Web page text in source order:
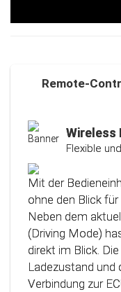
Remote-
Wireless
Flexible
Mit der
ohne den Blick
Neben dem
(Driving Mode)
direkt im Blick.
Ladezustand und
Verbindung zur
Kalibrierungsfunktion
Das Steuergerät
intelligente
Einbau des
Informationen
analysiert und zu
Kennfeld
einzelnen
automatisch an